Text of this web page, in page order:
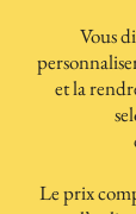
Vous
et la
Le prix